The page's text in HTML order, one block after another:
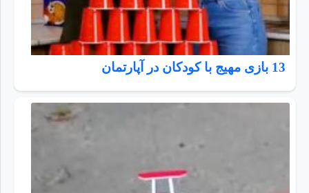
13 بازی مهیج با کودکان در آپارتمان